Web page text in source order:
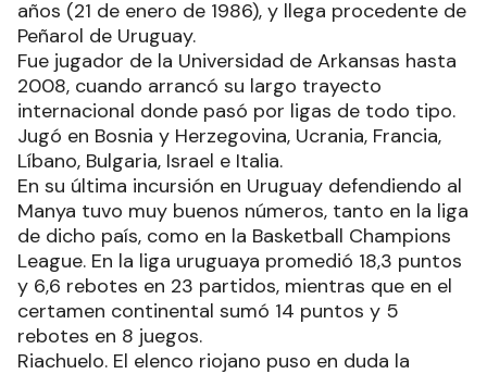
años (21 de enero de 1986), y llega procedente de
Peñarol de Uruguay.
Fue jugador de la Universidad de Arkansas hasta
2008, cuando arrancó su largo trayecto
internacional donde pasó por ligas de todo tipo.
Jugó en Bosnia y Herzegovina, Ucrania, Francia,
Líbano, Bulgaria, Israel e Italia.
En su última incursión en Uruguay defendiendo al
Manya tuvo muy buenos números, tanto en la liga
de dicho país, como en la Basketball Champions
League. En la liga uruguaya promedió 18,3 puntos
y 6,6 rebotes en 23 partidos, mientras que en el
certamen continental sumó 14 puntos y 5
rebotes en 8 juegos.
Riachuelo. El elenco riojano puso en duda la